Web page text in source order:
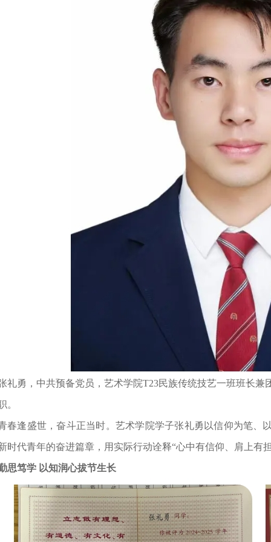
礼勇，中共预备党员，艺术学院T23民族传统技艺一班班长
。
春逢盛世，奋斗正当时。艺术学院学子张礼勇以信仰为笔、
时代青年的奋进篇章，用实际行动诠释“心中有信仰、肩上有
思笃学 以知润心拔节生长